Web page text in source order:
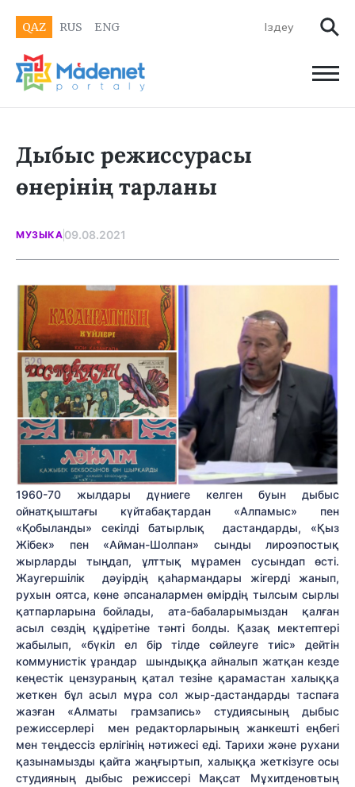
QAZ RUS ENG
Дыбыс режиссурасы
өнерінің тарланы
МУЗЫКА 09.08.2021
1960-70 жылдары дүниеге келген буын дыбыс
ойнатқыштағы күйтабақтардан «Алпамыс» пен
«Қобыланды» секілді батырлық дастандарды, «Қыз
Жібек» пен «Айман-Шолпан» сынды лироэпостық
жырларды тыңдап, ұлттық мұрамен сусындап өсті.
Жаугершілік дәуірдің қаһармандары жігерді жанып,
рухын оятса, көне әпсаналармен өмірдің тылсым сырлы
қатпарларына бойлады, ата-бабаларымыздан қалған
асыл сөздің құдіретіне тәнті болды. Қазақ мектептері
жабылып, «бүкіл ел бір тілде сөйлеуге тиіс» дейтін
коммунистік ұрандар шындыққа айналып жатқан кезде
кеңестік цензураның қатал тезіне қарамастан халыққа
жеткен бұл асыл мұра сол жыр-дастандарды таспаға
жазған «Алматы грамзапись» студиясының дыбыс
режиссерлері мен редакторларының жанкешті еңбегі
мен теңдессіз ерлігінің нәтижесі еді. Тарихи және рухани
қазынамызды қайта жаңғыртып, халыққа жеткізуге осы
студияның дыбыс режиссері Мақсат Мұхитденовтың